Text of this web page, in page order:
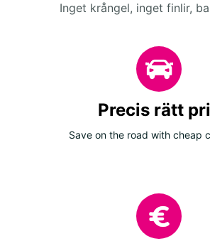
Inget krångel, inget finlir,
Precis rätt
Save on the road with cheap